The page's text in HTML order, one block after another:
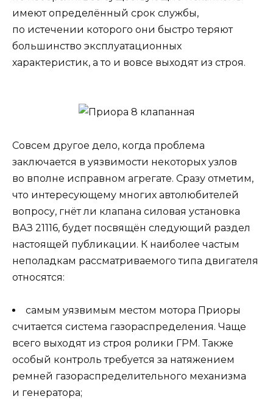
имеют определённый срок службы,
по истечении которого они быстро теряют
большинство эксплуатационных
характеристик, а то и вовсе выходят из строя.
Совсем другое дело, когда проблема
заключается в уязвимости некоторых узлов
во вполне исправном агрегате. Сразу отметим,
что интересующему многих автолюбителей
вопросу, гнёт ли клапана силовая установка
ВАЗ 21116, будет посвящён следующий раздел
настоящей публикации. К наиболее частым
неполадкам рассматриваемого типа двигателя
относятся:
самым уязвимым местом мотора Приоры
считается система газораспределения. Чаще
всего выходят из строя ролики ГРМ. Также
особый контроль требуется за натяжением
ремней газораспределительного механизма
и генератора;